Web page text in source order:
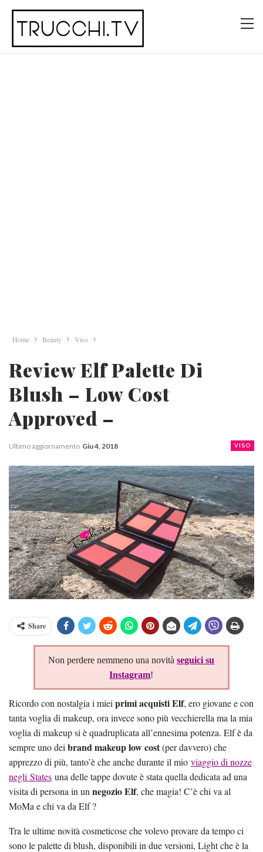
Home Beauty Viso
Review Elf Palette Di
Blush – Low Cost
Approved –
VISO
Ultimo aggiornamento Giu 4, 2018
Share
Non perdere nemmeno una novitàseguici su
Instagram!
Ricordo con nostalgia i miei primi acquisti Elf, ero giovane e con
tanta voglia di makeup, ora invece sono più vecchierella ma la mia
voglia di makeup si è quadruplicata all’ennesima potenza. Elf è da
sempre uno dei brand makeup low cost(per davvero) che
apprezzo di più, tanto’è che anche durante il mio viaggio di nozze
negli States una delle tappe dovute è stata quella dedicata ad una
visita di persona in un negozio Elf, che magia! C’è chi va al
MoMa e chi va da Elf ?
Tra le ultime novità cosmeticose che volevo provare da tempo ci
sono le palette di blush, disponibili in due versioni, Light che è la